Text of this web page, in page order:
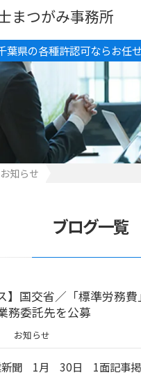
葉県の各種許認可ならお任
まつがみ事務所
お知らせ
ブログ一覧
】国交省／「標準労務
務委託先を公募
お知らせ
新聞 1月 30日 1面記事掲